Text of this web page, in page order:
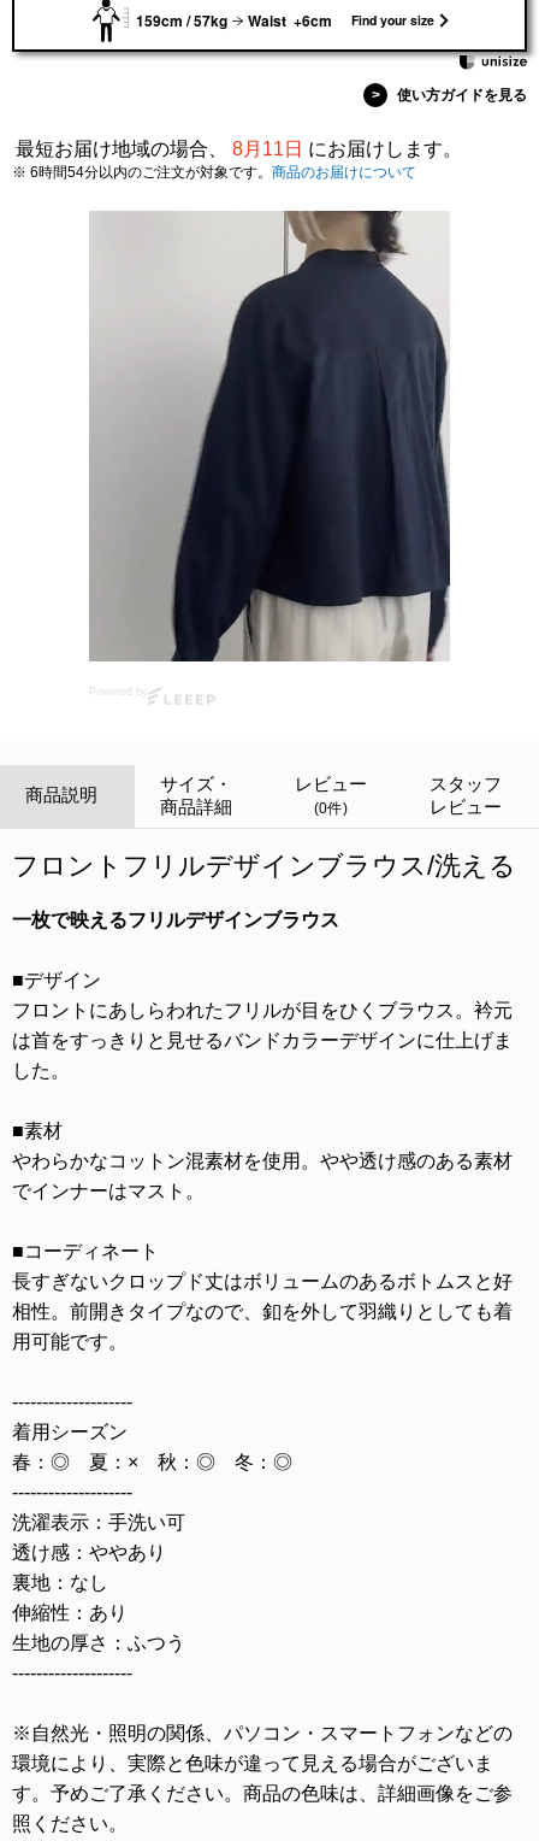
159cm / 57kg Waist +6cm Find your size
> 使い方ガイドを見る
最短お届け地域の場合、 8月11日 にお届けします。
※ 6時間54分以内のご注文が対象です。 商品のお届けについて
Powered by
商品説明
サイズ・
商品詳細
レビュー
(0件)
スタッフ
レビュー
フロントフリルデザインブラウス/洗える
一枚で映えるフリルデザインブラウス
■デザイン
フロントにあしらわれたフリルが目をひくブラウス。衿元
は首をすっきりと見せるバンドカラーデザインに仕上げま
した。
■素材
やわらかなコットン混素材を使用。やや透け感のある素材
でインナーはマスト。
■コーディネート
長すぎないクロップド丈はボリュームのあるボトムスと好
相性。前開きタイプなので、釦を外して羽織りとしても着
用可能です。
--------------------
着用シーズン
春：◎ 夏：× 秋：◎ 冬：◎
--------------------
洗濯表示：手洗い可
透け感：ややあり
裏地：なし
伸縮性：あり
生地の厚さ：ふつう
--------------------
※自然光・照明の関係、パソコン・スマートフォンなどの
環境により、実際と色味が違って見える場合がございま
す。予めご了承ください。商品の色味は、詳細画像をご参
照ください。